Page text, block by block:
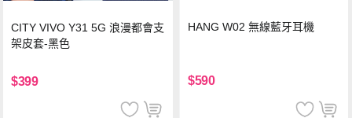
CITY VIVO Y31 5G 浪漫都會支
架皮套-黑色
$399
HANG W02 無線藍牙耳機
$590